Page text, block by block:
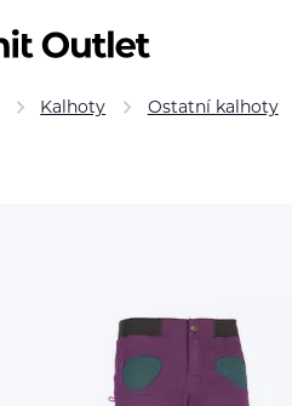
Kalhoty Ostatní kalhoty